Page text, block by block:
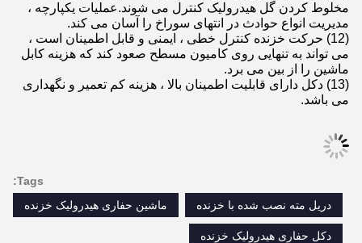
مخلوط کردن گل هیدرولیک کنترل می شوند.عملیات یکپارچه ،
مدیریت انواع حوادث در انتهای سوراخ را آسان می کند.
(12) حرکت خزنده کنترل خطی ، ایمنی و قابل اطمینان است ،
می تواند به تنهایی روی کامیون مسطح صعود کند که هزینه کابل
ماشین را از بین می برد.
(13) دکل دارای قابلیت اطمینان بالا ، هزینه کم تعمیر و نگهداری
می باشد.
Tags:
دریل مته نصب شده با خزنده
ماشین حفاری هیدرولیک خزنده
دکل حفاری هیدرولیک خزنده